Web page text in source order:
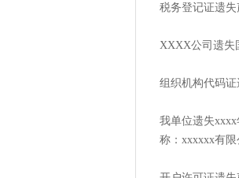
税务登记证遗失
XXXX公司遗失
组织机构代码证
我单位遗失
称：xxxxxx有限